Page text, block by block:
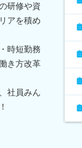
研修や資
アを積め
時短勤務
き方改革
社員みん